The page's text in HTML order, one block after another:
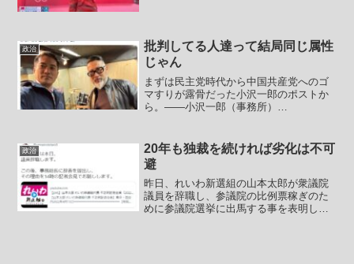
ずこのルールブック違反につ...
政治
批判してる人達って結局同じ属性
じゃん
まずは民主党時代から中国共産党へのゴ
マすりが露骨だった小沢一郎のポストか
ら。――小沢一郎（事務所）
冷静。当たり前。今回の件は、高市総理
が一人勝手に暴走し、対...
政治
20年も独裁を続ければ劣化は不可
避
昨日、れいわ新選組の山本太郎が衆議院
議員を辞職し、参議院の比例票稼ぎのた
めに参議院選挙に出馬する事を表明しま